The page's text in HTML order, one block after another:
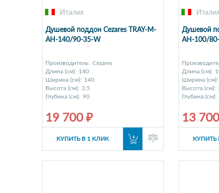
Италия
Душевой поддон Cezares TRAY-M-
AH-140/90-35-W
Производитель: Cezares
Длина (см): 140
Ширина (см): 140
Высота (см): 3,5
Глубина (см): 90
19 700 ₽
КУПИТЬ В 1 КЛИК
Италия
Душевой
AH-100/
Длина (см):
Ширина (см):
Высота (см):
Глубина (см):
13
КУПИТЬ